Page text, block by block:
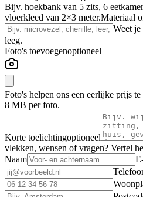
Bijv. hoekbank van 5 zits, 6
vloerkleed van 2×3 meter.Materiaal
Weet je
leeg.
Foto's toevoegenoptioneel
Foto's helpen ons een eerlijke prijs
8 MB per foto.
Korte toelichtingoptioneel
vlekken, wensen of vragen? Vertel
Naam